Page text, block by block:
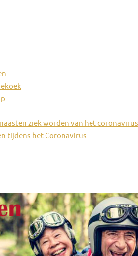
ziek worden van het coronavirus
tijdens het Coronavirus